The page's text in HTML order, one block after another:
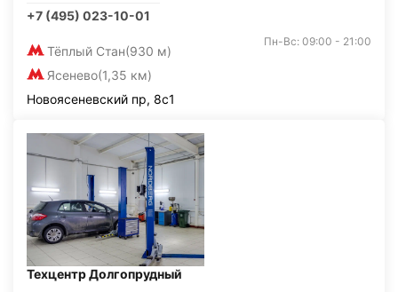
+7 (495) 023-10-01
Тёплый Стан(930 м)
Ясенево(1,35 км)
Пн-Вс: 09:00 - 21:00
Новоясеневский пр, 8с1
Техцентр Долгопрудный